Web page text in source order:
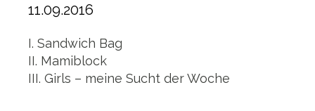
11.09.2016
I. Sandwich Bag
II. Mamiblock
III. Girls – meine Sucht der Woche